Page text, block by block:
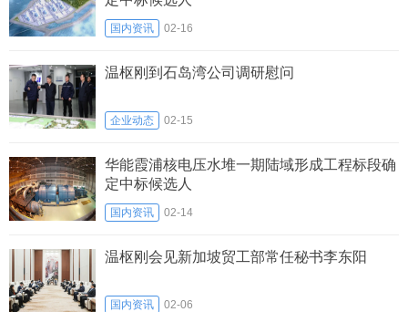
国内资讯 02-16
温枢刚到石岛湾公司调研慰问
企业动态 02-15
华能霞浦核电压水堆一期陆域形成工程标段确
定中标候选人
国内资讯 02-14
温枢刚会见新加坡贸工部常任秘书李东阳
国内资讯 02-06